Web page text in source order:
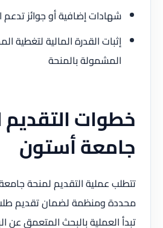
شهادات إضافية أو جوائز تدعم
إثبات القدرة المالية لتغطية
المشمولة بالمنحة
خطوات
جامعة أستون
تتطلب عملية التقديم لمنحة
محددة ومنظمة لضمان تقديم
تبدأ العملية بالبحث المتعمق عن